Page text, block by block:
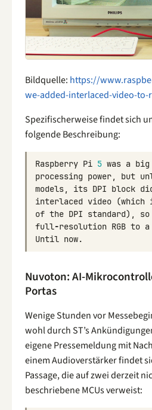
Bildquelle: https://
we-added-interlaced-video-
Spezifischerweise findet sich
folgende Beschreibung:
Raspberry Pi 5 was a big
processing power, but
models, its DPI block
interlaced video (which
of the DPI standard), so
full-resolution RGB to a
Until now.
Nuvoton: AI-
Portas
Wenige Stunden vor
wohl durch ST’s
eigene Pressemeldung mit
einem Audioverstärker findet
Passage, die auf zwei derzeit
beschriebene MCUs verweist: